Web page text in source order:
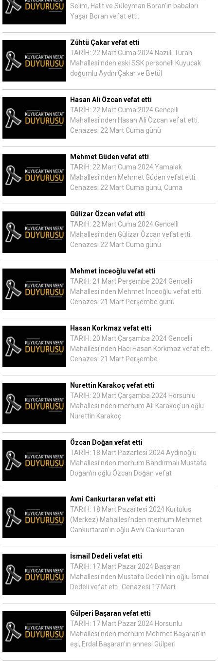
Selim, Halit ve Süleyman Boran'ın babaları
Yaşar Boran vefat etti.
Zühtü Çakar vefat etti
TARİH: 22 Mart Cuma 2024 Nazilli Turan
Mahallesi'nden eski SSK personeli Kuyucak
doğumlu Aydın Çakar ve Betül
Hasan Ali Özcan vefat etti
TARİH: 22 Mart Cuma 2024 Gencelli
Mahallesi'nden Hasan Ali Özcan vefat etti.
Cenazesi 22 Mart Cuma günü
Mehmet Güden vefat etti
TARİH: 22 Mart Cuma 2024 Yamalak
Mahallesi'nden Mehmet Güden vefat etti.
Cenazesi 22 Mart Cuma günü, Cuma
Gülizar Özcan vefat etti
TARİH: 22 Mart Cuma 2024 Gencelli
Mahallesi'nden Gülizar Özcan vefat etti.
Cenazesi 22 Mart Cuma günü
Mehmet İnceoğlu vefat etti
TARİH: 21 Mart Perşembe 2024 Gencelli
Mahallesi'nden Mehmet İnceoğlu vefat etti.
Cenazesi 21 Mart Perşembe günü
Hasan Korkmaz vefat etti
TARİH: 20 Mart Çarşamba 2024 Gencelli
Mahallesi'nden Hacı Hasan Korkmaz vefat etti.
Cenazesi 21 Mart Perşembe
Nurettin Karakoç vefat etti
TARİH: 20 Mart Çarşamba 2024 Horsunlu
Mahallesi'nden merhum Ali Karakoç'un oğlu
Nurettin Karakoç
Özcan Doğan vefat etti
TARİH: 18 Mart Pazartesi 2024 Aydınoğlu
Mahallesi'nden merhum Bandırmalı Mustafa
Doğan'ın oğlu Özcan Doğan vefat
Avni Cankurtaran vefat etti
TARİH: 18 Mart Pazartesi 2024 Kurtuluş
(Merkez) Mahallesi'nden merhum Mehmet
Cankurtaran'ın oğlu Avni Cankurtaran
İsmail Dedeli vefat etti
TARİH: 17 Mart Pazar 2024 Başaran
Mahallesi'nden Mustafa Dedeli'nin oğlu İsmail
Dedeli vefat etti. Cenazesi 17 Mart
Gülperi Başaran vefat etti
TARİH: 17 Mart Pazar 2024 Horsunlu
Mahallesi'nden merhum Mehmet Başaran'ın
eşi, Erdal Başaran'ın annesi Gülperi